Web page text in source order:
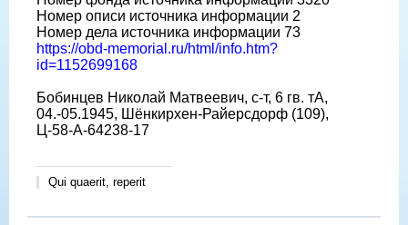
Номер описи источника информации 2
Номер дела источника информации 73
https://obd-memorial.ru/html/info.htm?
id=1152699168
Бобинцев Николай Матвеевич, с-т, 6 гв. тА,
04.-05.1945, Шёнкирхен-Райерсдорф (109),
Ц-58-A-64238-17
Qui quaerit, reperit